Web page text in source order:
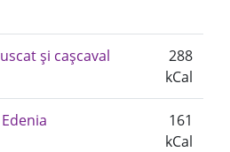
și cașcaval
288
kCal
161
kCal